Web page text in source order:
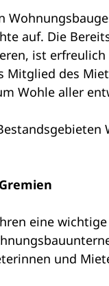
auf. Die
ist
des
Wohle aller
eine
und